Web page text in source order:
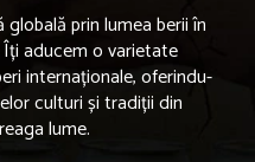
prin lumea berii în
aducem o varietate
internaționale, oferindu-
culturi și tradiții din
lume.